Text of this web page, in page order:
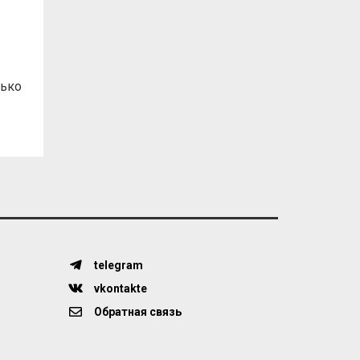
telegram
vkontakte
Обратная связь